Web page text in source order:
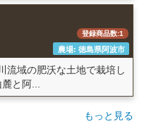
登録商品数:1
農場: 徳島県阿波市
域の肥沃な土地で栽培し
と阿...
もっと見る